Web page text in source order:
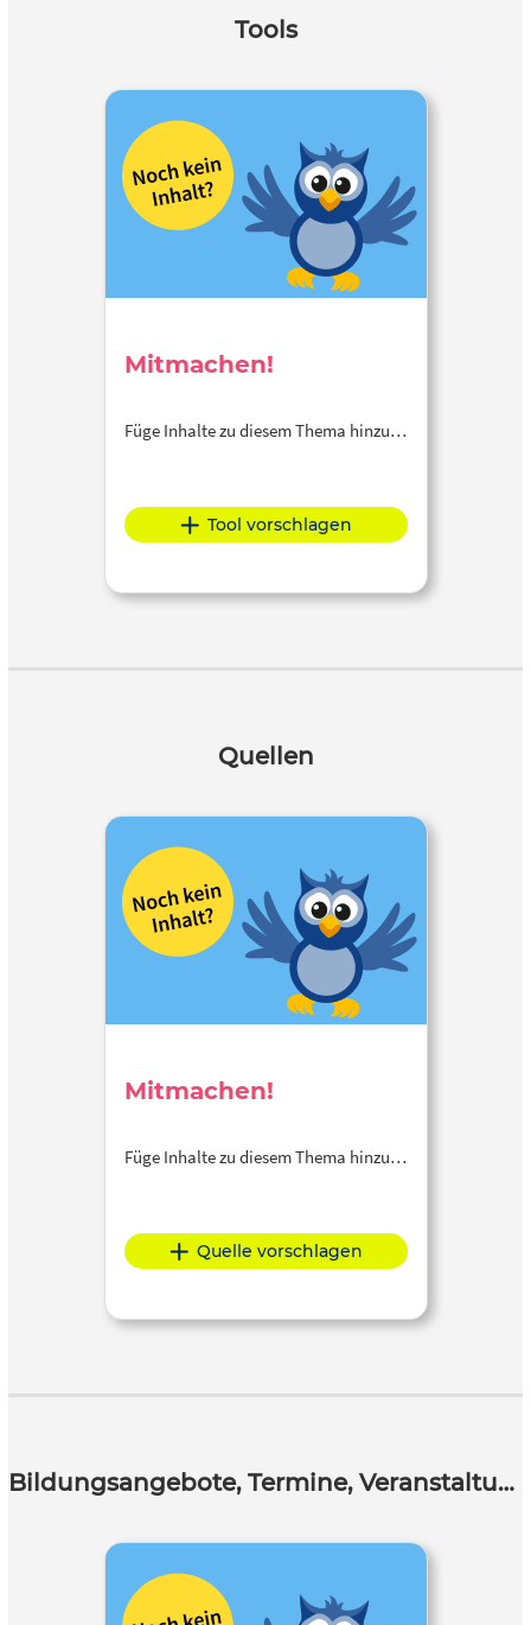
Tools
Mitmachen!
Füge Inhalte zu diesem Thema hinzu…
Tool vorschlagen
Quellen
Mitmachen!
Füge Inhalte zu diesem Thema hinzu…
Quelle vorschlagen
Bildungsangebote, Termine, Veranstaltungen